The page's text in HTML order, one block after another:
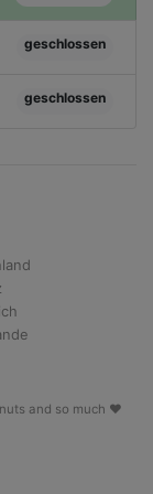
geschlossen
geschlossen
and so much ♥